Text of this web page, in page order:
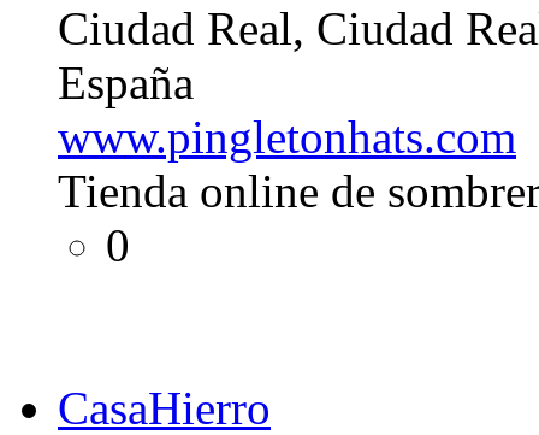
Ciudad Real, Ciudad
España
www.pingletonhats.com
Tienda online de
0
CasaHierro